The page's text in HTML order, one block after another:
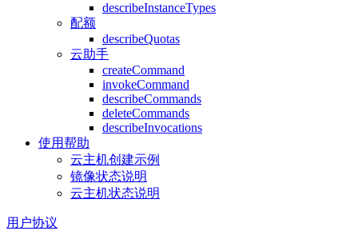
describeInstanceTypes
配额
describeQuotas
云助手
createCommand
invokeCommand
describeCommands
deleteCommands
describeInvocations
使用帮助
云主机创建示例
镜像状态说明
云主机状态说明
用户协议